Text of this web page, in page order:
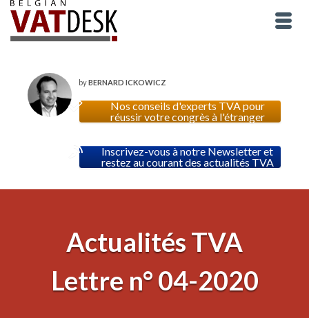
byBERNARD ICKOWICZ
Nos conseils d'experts TVA pour
réussir votre congrès à l'étranger
Inscrivez-vous à notre Newsletter et
restez au courant des actualités TVA
Actualités TVA
Lettre n° 04-2020